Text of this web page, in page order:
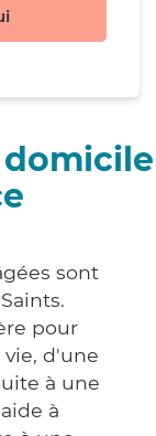
domicile
sont
pour
d'une
à une
à